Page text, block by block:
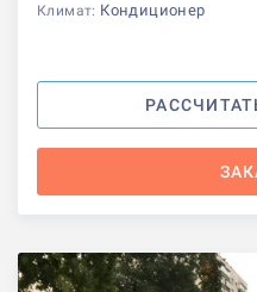
Климат: Кондиционер